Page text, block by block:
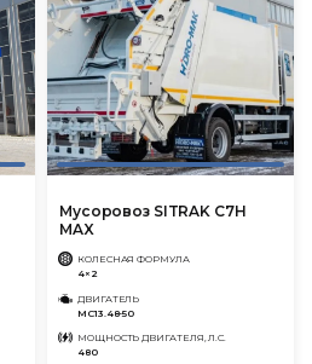
Мусоровоз SITRAK C7H
MAX
КОЛЕСНАЯ ФОРМУЛА
4×2
ДВИГАТЕЛЬ
MC13.48-50
МОЩНОСТЬ ДВИГАТЕЛЯ, Л.С.
480